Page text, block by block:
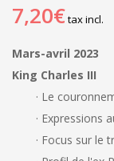
7,20€tax incl.
Mars-avril 2023
King Charles III
· Le
· Expressions
· Focus sur le